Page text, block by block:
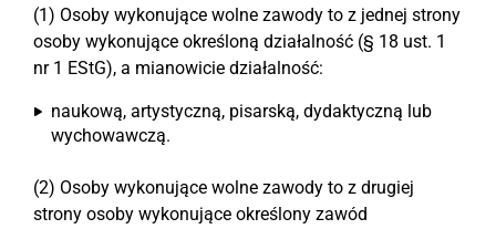
(1) Osoby wykonujące wolne zawody to z jednej strony
osoby wykonujące określoną działalność (§ 18 ust. 1
nr 1 EStG), a mianowicie działalność:
naukową, artystyczną, pisarską, dydaktyczną lub
wychowawczą.
(2) Osoby wykonujące wolne zawody to z drugiej
strony osoby wykonujące określony zawód